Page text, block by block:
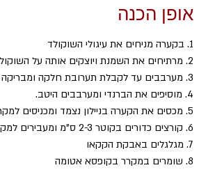
אופן הכנה
1. בקערה מניחים את עיגולי השוקולד
2. מרתיחים את השמנת ויוצקים אותה על השוקולד
3. מערבבים עד לקבלת תערובת חלקה ומבריקה
4. מוסיפים את הברנדי ומערבבים היטב.
5. מכסים את הקערה בניילון נצמד ומכניסים למקרר עד שמתגבשת לעיסה
6. קורצים כדורים בקוטר 2-3 ס"מ ומעבירים למקפיא  ל- ½  שעה
7. מגלגלים באבקת הקקאו
8. שומרים במקרר בקופסא אטומה